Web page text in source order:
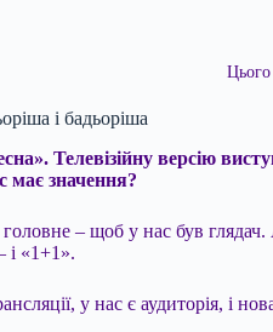
і бадьоріша
Телевізійну версію
має значення?
– щоб у нас був
і «1+1».
у нас є аудиторія, і